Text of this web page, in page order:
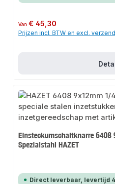
Normale prijs:
Van€ 45,30
Prijzen incl. BTW en excl.
Einsteckumschaltknarre 6408
Spezialstahl HAZET
Direct leverbaar, levertijd